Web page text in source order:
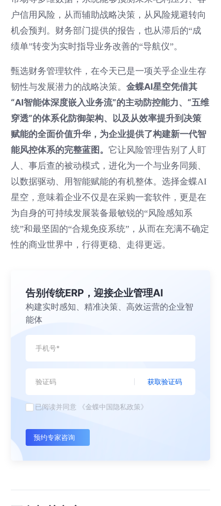
户信用风险，从而辅助战略决策，从风险规避转向
机会预判。财务部门提供的报告，也从滞后的“成
绩单”转变为实时指导业务改善的“导航仪”。
甄选财务管理软件，在今天已是一项关乎企业生存
韧性与发展潜力的战略决策。金蝶AI星空凭借其
“AI智能体深度嵌入业务流”的主动防控能力、“五维
穿透”的体系化防御架构、以及从效率提升到决策
赋能的全面价值升华，为企业提供了构建新一代智
能风控体系的完整蓝图。它让风险管理告别了人盯
人、事后查的被动模式，进化为一个与业务同频、
以数据驱动、用智能赋能的有机整体。选择金蝶AI
星空，意味着企业不仅是在采购一套软件，更是在
为自身的可持续发展装备最敏锐的“风险感知系
统”和最坚固的“合规免疫系统”，从而在充满不确定
性的商业世界中，行得更稳、走得更远。
告别传统ERP，迎接企业管理AI
构建实时感知、精准决策、高效运营的企业智
能体
获取验证码
已阅读并同意 《金蝶中国隐私政策》
预约专家咨询